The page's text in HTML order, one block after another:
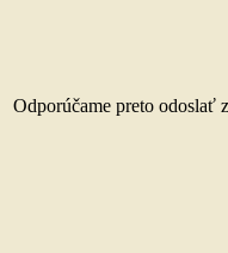
Odporúčame preto odoslať